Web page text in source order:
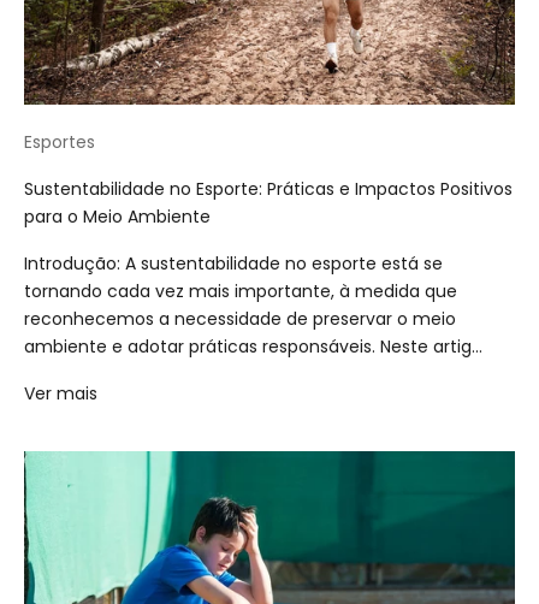
Esportes
Sustentabilidade no Esporte: Práticas e Impactos Positivos
para o Meio Ambiente
Introdução: A sustentabilidade no esporte está se
tornando cada vez mais importante, à medida que
reconhecemos a necessidade de preservar o meio
ambiente e adotar práticas responsáveis. Neste artig...
Ver mais